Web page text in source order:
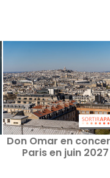
Don Omar en
Paris en juin 2027